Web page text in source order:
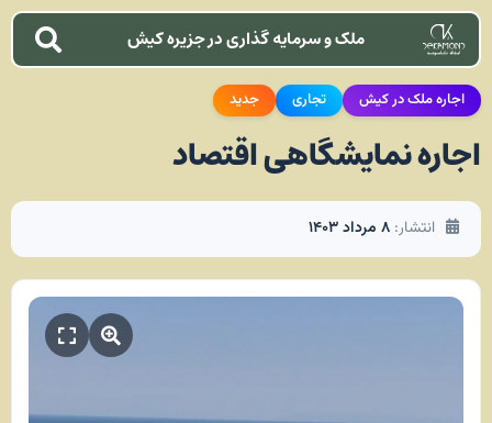
ملک و سرمایه گذاری در جزیره کیش
اجاره ملک در کیش تجاری جدید
اجاره نمایشگاهی اقتصاد
انتشار: ۸ مرداد ۱۴۰۳